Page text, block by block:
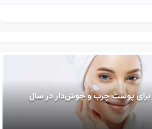
برای پوست چرب و جوش‌دار در سال